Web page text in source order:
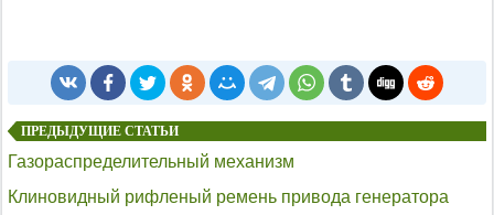
ПРЕДЫДУЩИЕ СТАТЬИ
Газораспределительный механизм
Клиновидный рифленый ремень привода генератора